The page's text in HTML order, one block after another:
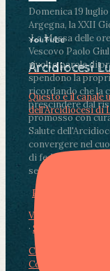
Domenica 19
Argegna, la XXII
.La Messa delle
Vescovo Paolo
rivolto parole di
spendono la
ricordando che la
prescindere dal
promosso con
Salute
convergere nel
di fedeli,
segnate dalla
Photo
View on Facebook
· Share
Condividi su
Condividi su
YouTube
Arcidiocesi
Questo è il canale
dell'Arcidiocesi di